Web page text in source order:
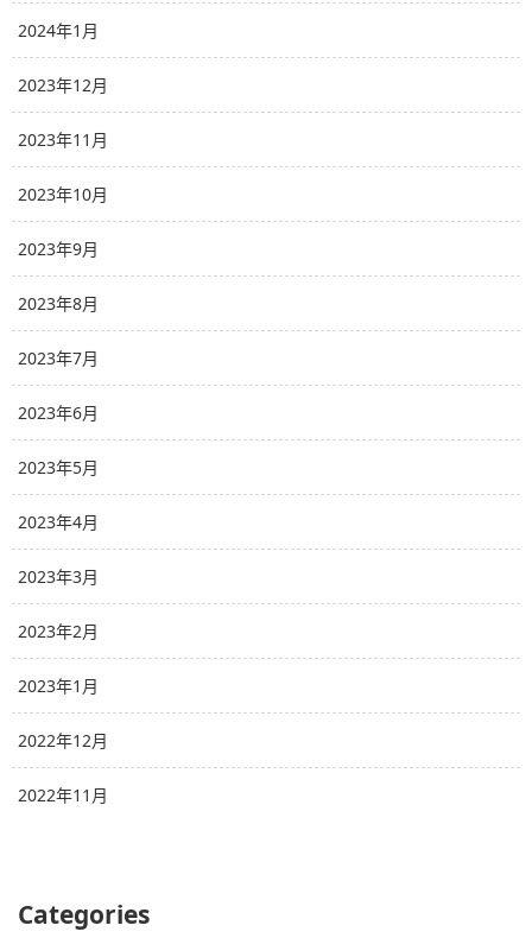
2024年1月
2023年12月
2023年11月
2023年10月
2023年9月
2023年8月
2023年7月
2023年6月
2023年5月
2023年4月
2023年3月
2023年2月
2023年1月
2022年12月
2022年11月
Categories